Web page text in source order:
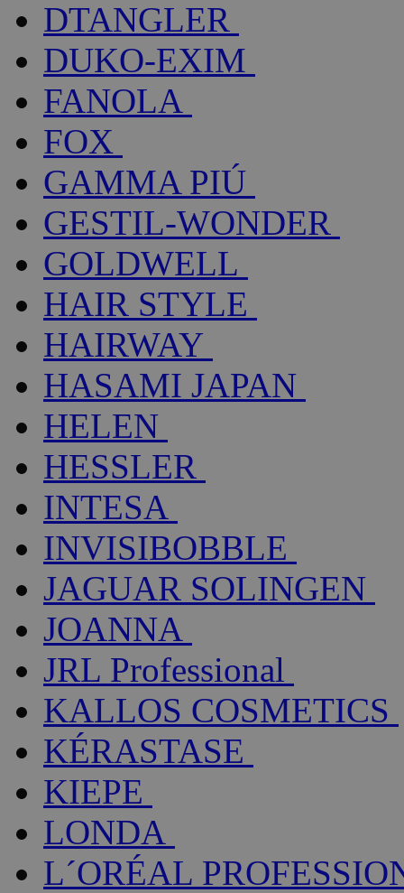
DTANGLER
DUKO-EXIM
FANOLA
FOX
GAMMA PIÚ
GESTIL-WONDER
GOLDWELL
HAIR STYLE
HAIRWAY
HASAMI JAPAN
HELEN
HESSLER
INTESA
INVISIBOBBLE
JAGUAR SOLINGEN
JOANNA
JRL Professional
KALLOS COSMETICS
KÉRASTASE
KIEPE
LONDA
L´ORÉAL